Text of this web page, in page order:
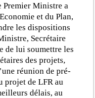
Premier Ministre a
et du Plan,
les dispositions
Secrétaire
de lui soumettre les
des projets,
réunion de pré-
projet de LFR au
délais, au